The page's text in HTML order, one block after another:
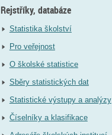
Rejstříky, databáze
Statistika školství
Pro veřejnost
O školské statistice
Sběry statistických dat
Statistické výstupy a analýzy
Číselníky a klasifikace